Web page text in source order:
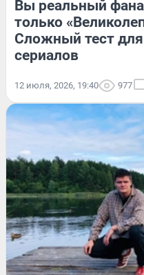
Вы реальный
только
Сложный тест
сериалов
12 июля, 2026, 19:40 977